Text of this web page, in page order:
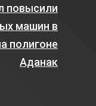
повысили
машин в
полигоне
Аданак